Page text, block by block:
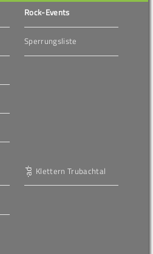
Rock-Events
Sperrungsliste
Klettern Trubachtal